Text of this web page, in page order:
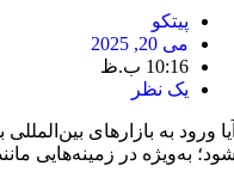
پیتکو
می 20, 2025
10:16 ب.ظ
یک نظر
ورود به بازارهای
به‌ویژه در زمینه‌هایی